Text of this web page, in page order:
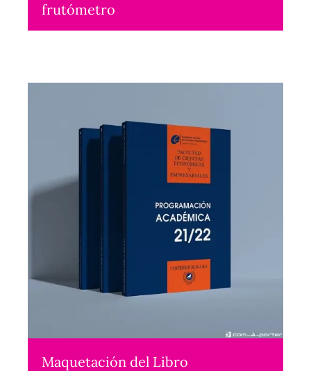
frutómetro
Maquetación del Libro